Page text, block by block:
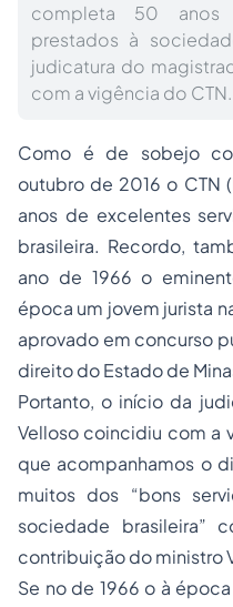
completa 50 anos
prestados à
judicatura do
com a vigência do CTN.
Como é de sobejo
outubro de 2016 o CTN
anos de excelentes
brasileira. Recordo,
ano de 1966 o
época um jovem jurista
aprovado em concurso
direito do Estado de
Portanto, o início da
Velloso coincidiu com a
que acompanhamos o
muitos dos “bons
sociedade brasileira”
contribuição do ministro
Se no de 1966 o à